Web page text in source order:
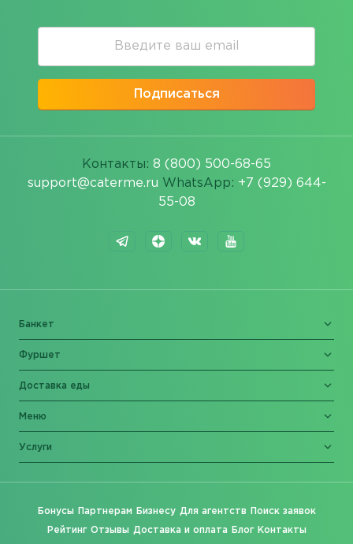
Подписаться
Контакты: 8 (800) 500-68-65
support@caterme.ru WhatsApp: +7 (929) 644-
55-08
Банкет
Фуршет
Доставка еды
Меню
Услуги
Бонусы Партнерам Бизнесу Для агентств Поиск заявок
Рейтинг Отзывы Доставка и оплата Блог Контакты